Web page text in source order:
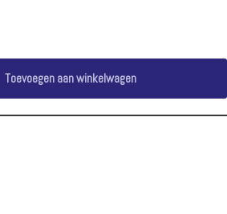
Toevoegen aan winkelwagen